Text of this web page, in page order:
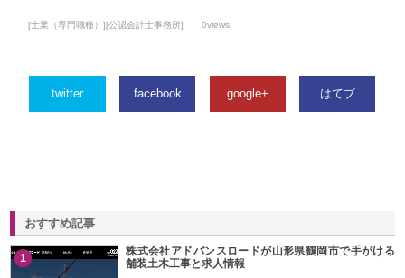
[士業（専門職種）][公認会計士事務所] 0views
twitter facebook google+ はてブ
おすすめ記事
1
株式会社アドバンスロードが山形県鶴岡市で手がける
舗装土木工事と求人情報